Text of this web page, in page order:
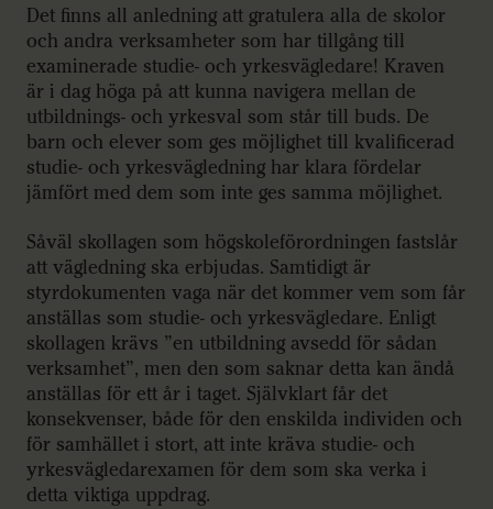
Det finns all anledning att gratulera alla de skolor
och andra verksamheter som har tillgång till
examinerade studie- och yrkesvägledare! Kraven
är i dag höga på att kunna navigera mellan de
utbildnings- och yrkesval som står till buds. De
barn och elever som ges möjlighet till kvalificerad
studie- och yrkesvägledning har klara fördelar
jämfört med dem som inte ges samma möjlighet.
Såväl skollagen som högskoleförordningen fastslår
att vägledning ska erbjudas. Samtidigt är
styrdokumenten vaga när det kommer vem som får
anställas som studie- och yrkesvägledare. Enligt
skollagen krävs ”en utbildning avsedd för sådan
verksamhet”, men den som saknar detta kan ändå
anställas för ett år i taget. Självklart får det
konsekvenser, både för den enskilda individen och
för samhället i stort, att inte kräva studie- och
yrkesvägledarexamen för dem som ska verka i
detta viktiga uppdrag.